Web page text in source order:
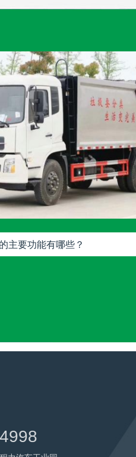
主要功能有哪些？